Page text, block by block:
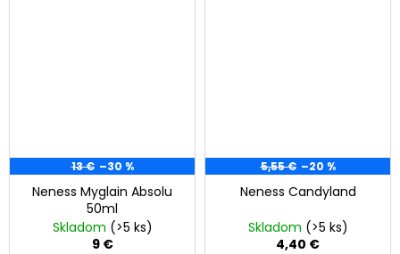
13 € –30 %
Neness Myglain Absolu
50ml
Skladom (>5 ks)
9 €
5,55 € –20 %
Neness Candyland
Skladom (>5 ks)
4,40 €